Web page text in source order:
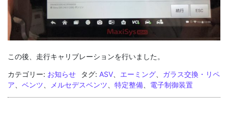
この後、走行キャリブレーションを行いました。
カテゴリー: お知らせ タグ: ASV、 エーミング、 ガラス交換・リペ
ア、 ベンツ、 メルセデスベンツ、 特定整備、 電子制御装置